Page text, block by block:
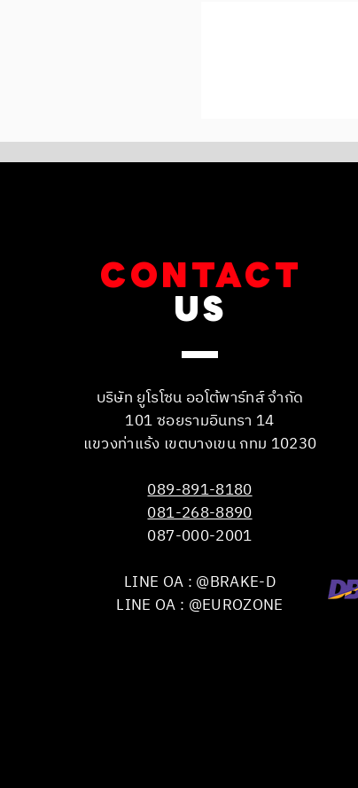
CONTACT
US
บริษัท ยูโรโซน ออโต้พาร์ทส์ จำกัด
101 ซอยรามอินทรา 14
แขวงท่าแร้ง เขตบางเขน กทม 10230
089-891-8180
081-268-8890
087-000-2001
LINE OA : @BRAKE-D
LINE OA : @EUROZONE